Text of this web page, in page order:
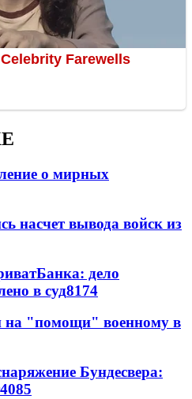
о мирных
насчет вывода войск из
дело
в суд8174
"помощи" военному в
Бундесвера:
4085